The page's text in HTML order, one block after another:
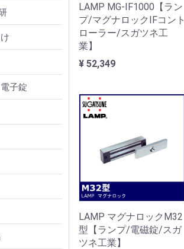
リクシル)
住宅
引戸錠
リンダー
シリンダー
用シリンダー
用シリンダー
用シリンダー
シリンダー
リーズ
子錠
)
・引違戸錠
ス扉錠
ク・カムロッ
ロント
LAMP MG-IF1000【ラン
プ/マグナロックIFコント
ローラー/スガツネ工
業】
¥ 52,349
LAMP マグナロックM32
型【ランプ/電磁錠/スガ
ツネ工業】